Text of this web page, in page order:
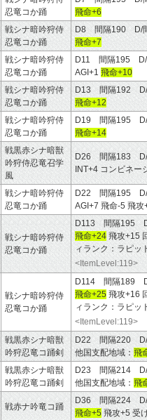
忍竜コか踊
飛命+6
戦シナ暗吟狩侍
忍竜コか踊
D8 間隔190 D/
飛命+7
戦シナ暗吟狩侍
忍竜コか踊
D11 間隔195
AGI+1 飛命+10
戦シナ暗吟狩侍
忍竜コか踊
D13 間隔192
飛命+12
戦シナ暗吟狩侍
忍竜コか踊
D19 間隔195
飛命+14
戦黒赤シナ暗獣
吟狩侍忍竜召学
風
D26 間隔183
INT+4 コンビネ
戦シナ暗吟狩侍
忍竜コか踊
D22 間隔195
AGI+7 飛命-5 飛攻
戦シナ暗吟狩侍
忍竜コか踊
D113 間隔195
飛命+24 飛攻+15
ィランク：ラピッ
<ItemLevel:119>
戦シナ暗吟狩侍
忍竜コか踊
D114 間隔189
飛命+25 飛攻+16
ィランク：ラピッ
<ItemLevel:119>
戦黒赤シナ暗獣
吟狩忍竜コ踊剣
D22 間隔220
他国支配地域： 飛
戦黒赤シナ暗獣
吟狩忍竜コ踊剣
D23 間隔214
他国支配地域： 飛
戦赤ナ吟竜コ踊
D36 間隔224
飛命+5 飛攻+5 受